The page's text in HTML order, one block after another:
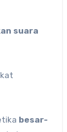
suara
besar-